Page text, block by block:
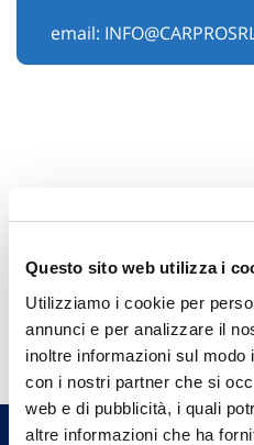
Questo sito web utilizza i
Utilizziamo i cookie per
annunci e per analizzare il
inoltre informazioni sul
con i nostri partner che si
web e di pubblicità, i quali
altre informazioni che ha
email:
Hai bisogno
informazioni?
Trova l'Agenzia più
un nostro Agente.